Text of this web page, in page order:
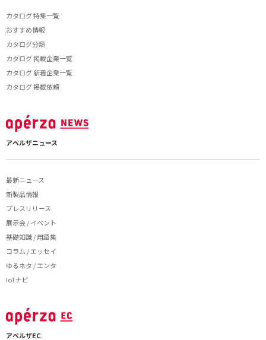
カタログ 特集一覧
おすすめ情報
カタログ分類
カタログ 掲載企業一覧
カタログ 新着企業一覧
カタログ 掲載依頼
アペルザニュース
最新ニュース
新製品情報
プレスリリース
展示会 / イベント
基礎知識 / 用語集
コラム / エッセイ
ゆるネタ / エンタ
IoTナビ
アペルザEC